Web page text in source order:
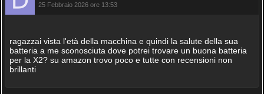
25 Febbraio 2026 ore 13:53
ragazzai vista l'età della macchina e quindi la salute della sua
batteria a me sconosciuta dove potrei trovare un buona batteria
per la X2? su amazon trovo poco e tutte con recensioni non
brillanti